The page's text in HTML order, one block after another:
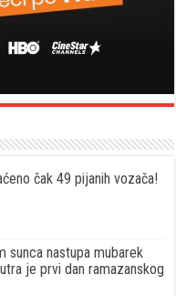
čak 49 pijanih vozača!
sunca nastupa mubarek
je prvi dan ramazanskog